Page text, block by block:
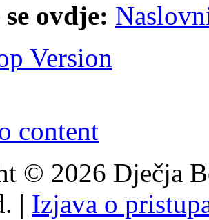
ovdje:
Version
content
© 2026 Dječja
| Izjava o